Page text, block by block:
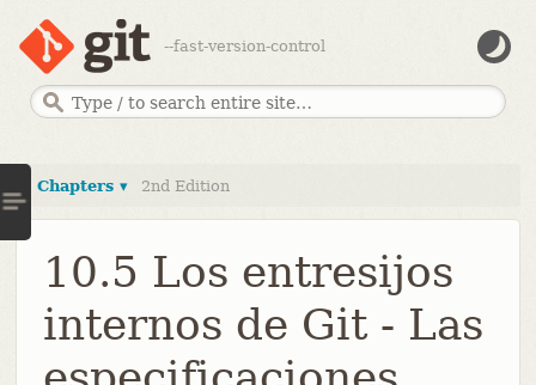
--fast-version-control
Chapters ▾ 2nd Edition
10.5 Los entresijos
internos de Git - Las